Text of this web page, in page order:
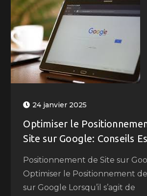
24 janvier 2025
Optimiser le
Site sur Google: Conseils
Positionnement de Site sur
Optimiser le Positionnement
sur Google Lorsqu’il s’agit de